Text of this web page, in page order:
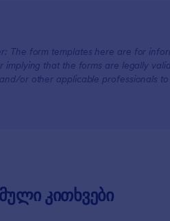
The form templates here are for
implying that the forms are legally
or other applicable professionals
კითხვები